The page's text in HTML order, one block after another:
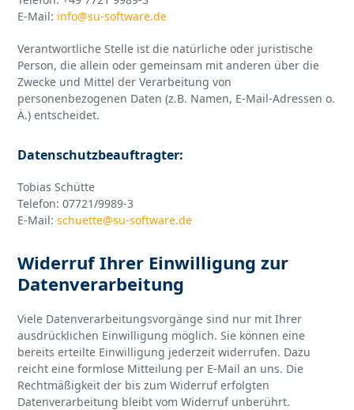
E-Mail: info@su-software.de
Verantwortliche Stelle ist die natürliche oder juristische
Person, die allein oder gemeinsam mit anderen über die
Zwecke und Mittel der Verarbeitung von
personenbezogenen Daten (z.B. Namen, E-Mail-Adressen o.
Ä.) entscheidet.
Datenschutzbeauftragter:
Tobias Schütte
Telefon: 07721/9989-3
E-Mail:schuette@su-software.de
Widerruf Ihrer Einwilligung zur
Datenverarbeitung
Viele Datenverarbeitungsvorgänge sind nur mit Ihrer
ausdrücklichen Einwilligung möglich. Sie können eine
bereits erteilte Einwilligung jederzeit widerrufen. Dazu
reicht eine formlose Mitteilung per E-Mail an uns. Die
Rechtmäßigkeit der bis zum Widerruf erfolgten
Datenverarbeitung bleibt vom Widerruf unberührt.